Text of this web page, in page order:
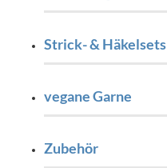
Strick- & Häkelsets
vegane Garne
Zubehör